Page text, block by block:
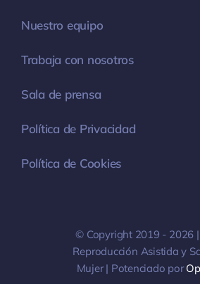
Nuestro equipo
Trabaja con nosotros
Sala de prensa
Política de Privacidad
Política de Cookies
© Copyright 2019 - 2026
Reproducción Asistida y
Mujer | Potenciado por